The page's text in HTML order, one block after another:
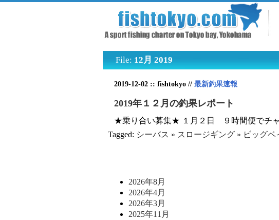
File: 12月 2019
2019-12-02 :: fishtokyo // 最新釣果速報
2019年１２月の釣果レポート
★乗り合い募集★ １月２日 ９時間便でチャ
Tagged: シーバス » スロージギング» ビッグベ
2026年8月
2026年4月
2026年3月
2025年11月